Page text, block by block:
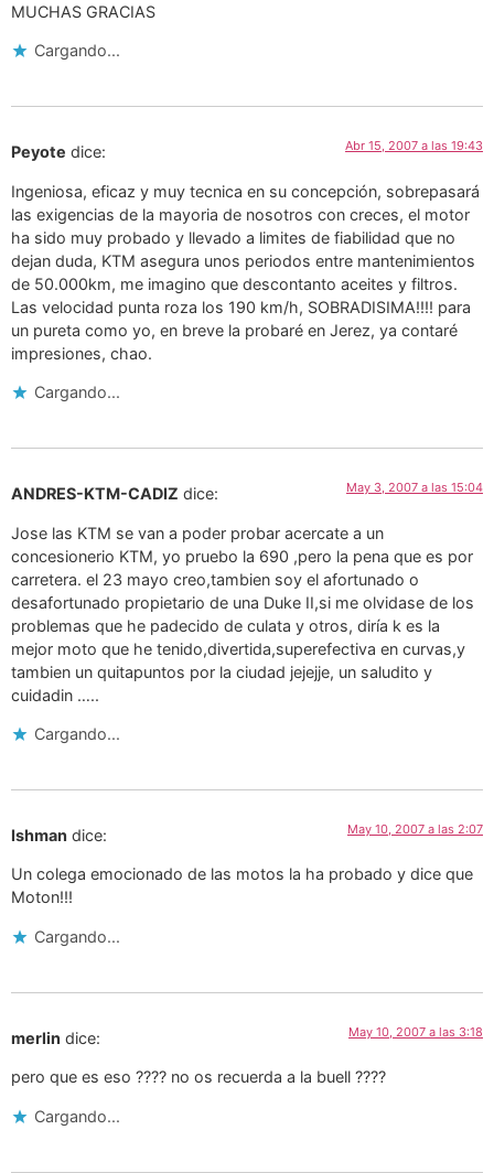
MUCHAS GRACIAS
Cargando...
Peyote dice: Abr 15, 2007 a las 19:43
Ingeniosa, eficaz y muy tecnica en su concepción, sobrepasará
las exigencias de la mayoria de nosotros con creces, el motor
ha sido muy probado y llevado a limites de fiabilidad que no
dejan duda, KTM asegura unos periodos entre mantenimientos
de 50.000km, me imagino que descontanto aceites y filtros.
Las velocidad punta roza los 190 km/h, SOBRADISIMA!!!! para
un pureta como yo, en breve la probaré en Jerez, ya contaré
impresiones, chao.
Cargando...
ANDRES-KTM-CADIZ dice: May 3, 2007 a las 15:04
Jose las KTM se van a poder probar acercate a un
concesionerio KTM, yo pruebo la 690 ,pero la pena que es por
carretera. el 23 mayo creo,tambien soy el afortunado o
desafortunado propietario de una Duke II,si me olvidase de los
problemas que he padecido de culata y otros, diría k es la
mejor moto que he tenido,divertida,superefectiva en curvas,y
tambien un quitapuntos por la ciudad jejejje, un saludito y
cuidadin …..
Cargando...
Ishman dice: May 10, 2007 a las 2:07
Un colega emocionado de las motos la ha probado y dice que
Moton!!!
Cargando...
merlin dice: May 10, 2007 a las 3:18
pero que es eso ???? no os recuerda a la buell ????
Cargando...